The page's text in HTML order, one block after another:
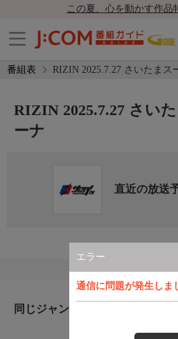
この夏、心を動かす作品
番組表 RIZIN 2025.7.27 さいたまス
エラー
通信に問題が発生しま
RIZIN 2025.7.27 さい
ーナ
直近の放送
同じジャンルのおすすめ番組